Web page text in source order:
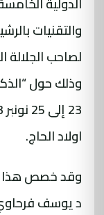
والتقنيات
لصاحب
وذلك حول
اولاد الحاج.
وقد خصص هذا
د يوسف